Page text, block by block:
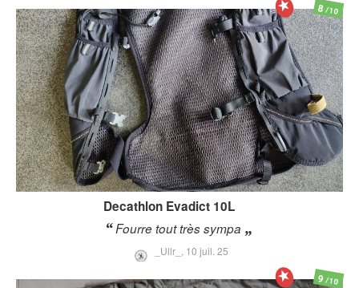
Decathlon Evadict 10L
Fourre tout très sympa
_Ullr_, 10 juil. 25
8/10
9/10